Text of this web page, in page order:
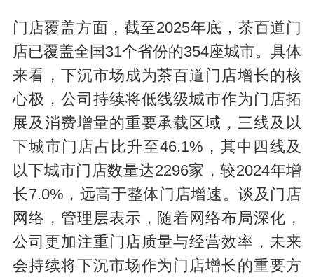
门店覆盖方面，截至2025年底，茶百道门
店已覆盖全国31个省份的354座城市。具体
来看，下沉市场成为茶百道门店增长的核
心极，公司持续将低线级城市作为门店拓
展及消费增量的重要承载区域，三线及以
下城市门店占比升至46.1%，其中四线及
以下城市门店数量达2296家，较2024年增
长7.0%，远高于整体门店增速。谈及门店
网络，管理层表示，随着网络布局深化，
公司更加注重门店质量与经营效率，未来
会持续将下沉市场作为门店增长的重要方